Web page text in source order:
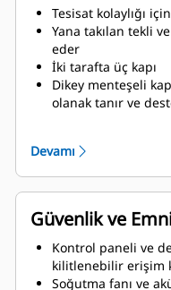
Tesisat kolaylığı
Yana takılan tekli
eder
İki tarafta üç kapı
Dikey menteşeli
olanak tanır ve
Radyatör doldurma
Devamı
Güvenlik ve
Kontrol paneli ve
kilitlenebilir erişim
Soğutma fanı ve